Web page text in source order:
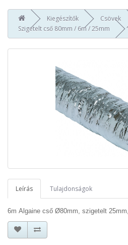
Kiegészítők
Csövek
Szigetelt cső 80mm / 6m / 25mm
Leírás Tulajdonságok
6m Algaine cső Ø80mm szigetelt 25mm,